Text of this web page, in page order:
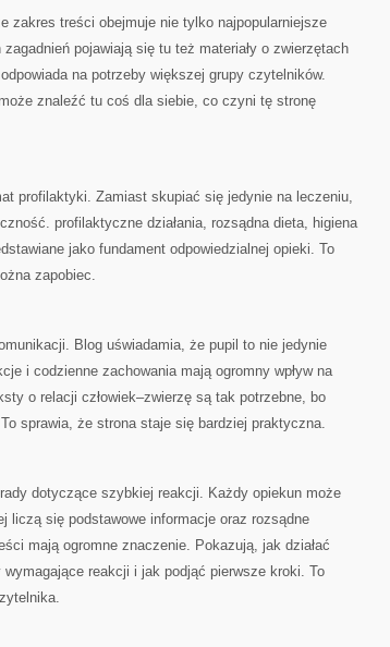
zakres treści obejmuje nie tylko najpopularniejsze
pojawiają się tu też materiały o zwierzętach
na potrzeby większej grupy czytelników.
znaleźć tu coś dla siebie, co czyni tę stronę
profilaktyki. Zamiast skupiać się jedynie na leczeniu,
profilaktyczne działania, rozsądna dieta, higiena
jako fundament odpowiedzialnej opieki. To
zapobiec.
Blog uświadamia, że pupil to nie jedynie
i codzienne zachowania mają ogromny wpływ na
o relacji człowiek–zwierzę są tak potrzebne, bo
sprawia, że strona staje się bardziej praktyczna.
dotyczące szybkiej reakcji. Każdy opiekun może
liczą się podstawowe informacje oraz rozsądne
mają ogromne znaczenie. Pokazują, jak działać
reakcji i jak podjąć pierwsze kroki. To